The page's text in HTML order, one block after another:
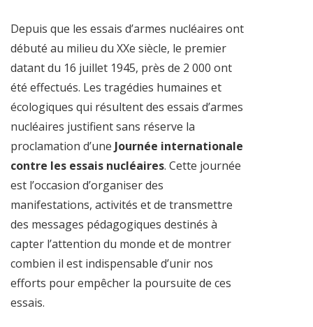
Depuis que les essais d’armes nucléaires ont
débuté au milieu du XXe siècle, le premier
datant du 16 juillet 1945, près de 2 000 ont
été effectués. Les tragédies humaines et
écologiques qui résultent des essais d’armes
nucléaires justifient sans réserve la
proclamation d’une Journée internationale
contre les essais nucléaires. Cette journée
est l’occasion d’organiser des
manifestations, activités et de transmettre
des messages pédagogiques destinés à
capter l’attention du monde et de montrer
combien il est indispensable d’unir nos
efforts pour empêcher la poursuite de ces
essais.